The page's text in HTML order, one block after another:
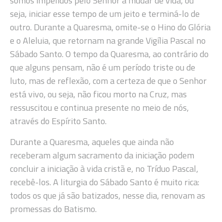
seja, iniciar esse tempo de um jeito e terminá-lo de
outro. Durante a Quaresma, omite-se o Hino do Glória
e o Aleluia, que retornam na grande Vigília Pascal no
Sábado Santo. O tempo da Quaresma, ao contrário do
que alguns pensam, não é um período triste ou de
luto, mas de reflexão, com a certeza de que o Senhor
está vivo, ou seja, não ficou morto na Cruz, mas
ressuscitou e continua presente no meio de nós,
através do Espírito Santo.
Durante a Quaresma, aqueles que ainda não
receberam algum sacramento da iniciação podem
concluir a iniciação à vida cristã e, no Tríduo Pascal,
recebê-los. A liturgia do Sábado Santo é muito rica:
todos os que já são batizados, nesse dia, renovam as
promessas do Batismo.